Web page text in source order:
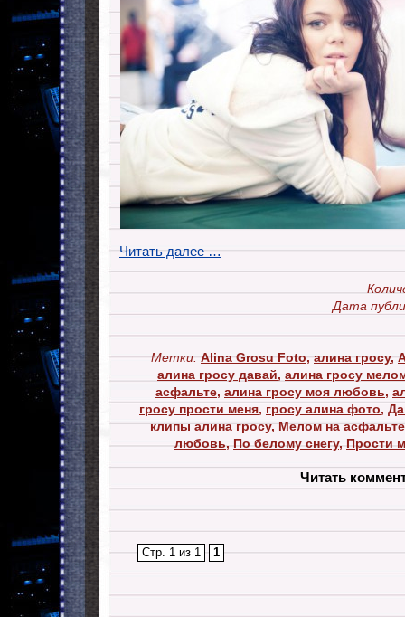
Читать далее …
Дата
Метки: Alina Grosu Foto,алина гросу,
алина гросу давай, алина гросу
асфальте, алина гросу моя любовь,
гросу прости меня, гросу алина фото,
клипы алина гросу,Мелом на асфальте
любовь,По белому снегу,Прости
Читать
Стр. 1 из 1 1